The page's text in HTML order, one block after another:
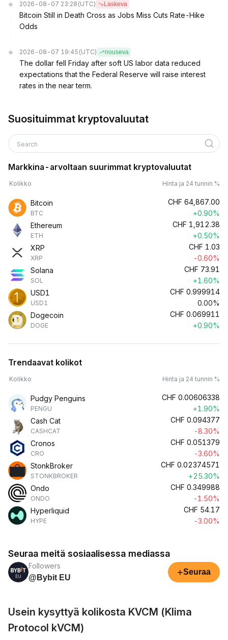
2026-08-07 23:28 (UTC) Laskeva
Bitcoin Still in Death Cross as Jobs Miss Cuts Rate-Hike
Odds
2026-08-07 19:45 (UTC) nouseva
The dollar fell Friday after soft US labor data reduced
expectations that the Federal Reserve will raise interest
rates in the near term.
Suosituimmat kryptovaluutat
Search
Markkina-arvoltaan suurimmat kryptovaluutat
Kolikko Hinta ja 24 tunnin %
Bitcoin
BTC
CHF 64,867.00
+0.90%
Ethereum
ETH
CHF 1,912.38
+0.50%
XRP
XRP
CHF 1.03
-0.60%
Solana
SOL
CHF 73.91
+1.60%
USD1
USD1
CHF 0.999914
0.00%
Dogecoin
DOGE
CHF 0.069911
+0.90%
Trendaavat kolikot
Kolikko Hinta ja 24 tunnin %
Pudgy Penguins
PENGU
CHF 0.00606338
+1.90%
Cash Cat
CASHCAT
CHF 0.094377
-8.30%
Cronos
CRO
CHF 0.051379
-3.60%
StonkBroker
STONKBROKER
CHF 0.02374571
+25.30%
Ondo
ONDO
CHF 0.349988
-1.50%
Hyperliquid
HYPE
CHF 54.17
-3.00%
Seuraa meitä sosiaalisessa mediassa
Followers
@Bybit EU
+Seuraa
Usein kysyttyä kolikosta KVCM (Klima
Protocol kVCM)